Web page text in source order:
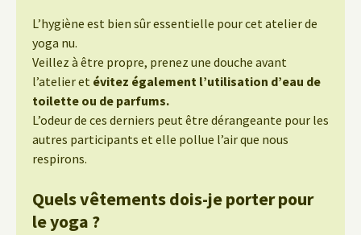
L’hygiène est bien sûr essentielle pour cet atelier de
yoga nu.
Veillez à être propre, prenez une douche avant
l’atelier et évitez également l’utilisation d’eau de
toilette ou de parfums.
L’odeur de ces derniers peut être dérangeante pour les
autres participants et elle pollue l’air que nous
respirons.
Quels vêtements dois-je porter pour
le yoga ?